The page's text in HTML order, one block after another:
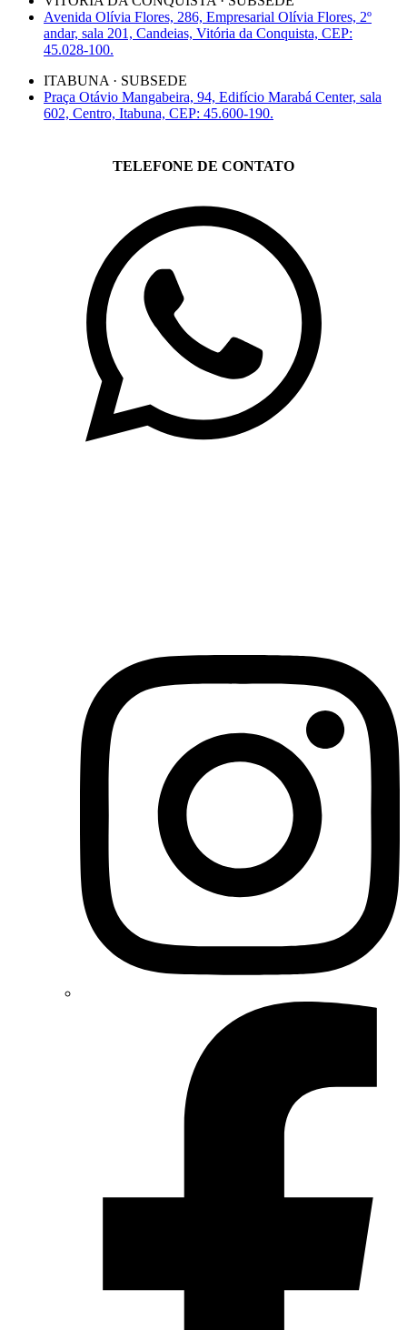
Avenida Olívia Flores, 286, Empresarial Olívia Flores, 2º
andar, sala 201, Candeias, Vitória da Conquista, CEP:
45.028-100.
ITABUNA · SUBSEDE
Praça Otávio Mangabeira, 94, Edifício Marabá Center, sala
602, Centro, Itabuna, CEP: 45.600-190.
TELEFONE DE CONTATO